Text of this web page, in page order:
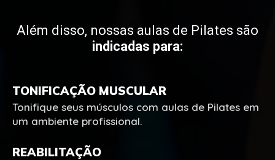
Além disso, nossas aulas de Pilates são
indicadas para:
TONIFICAÇÃO MUSCULAR
Tonifique seus músculos com aulas de Pilates em
um ambiente profissional.
REABILITAÇÃO